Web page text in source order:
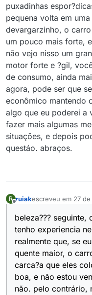
puxadinhas
pequena volta em
devargarzinho, o
um pouco mais forte,
não vejo nisso um
motor forte e ?gil,
de consumo, ainda
agora, pode ser que
econômico mantendo
algo que eu poderei a
fazer mais algumas
situações, e depois
questáo. abraços.
R ruiakescreveu em 27
última edição por
beleza??? seguinte,
tenho experiencia
realmente que, se
quente maior, o
carca?a que eles
boa, e não estou
não. pelo contrário,